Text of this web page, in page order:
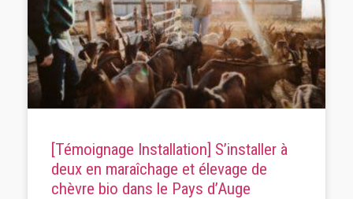
[Témoignage Installation] S’installer à
deux en maraîchage et élevage de
chèvre bio dans le Pays d’Auge